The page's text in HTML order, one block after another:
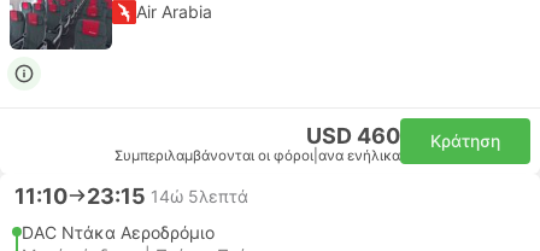
Air Arabia
USD 460
Συμπεριλαμβάνονται οι φόροι ανα ενήλικα
Κράτηση
11:10 23:15 14ώ 5λεπτά
DAC Ντάκα Αεροδρόμιο